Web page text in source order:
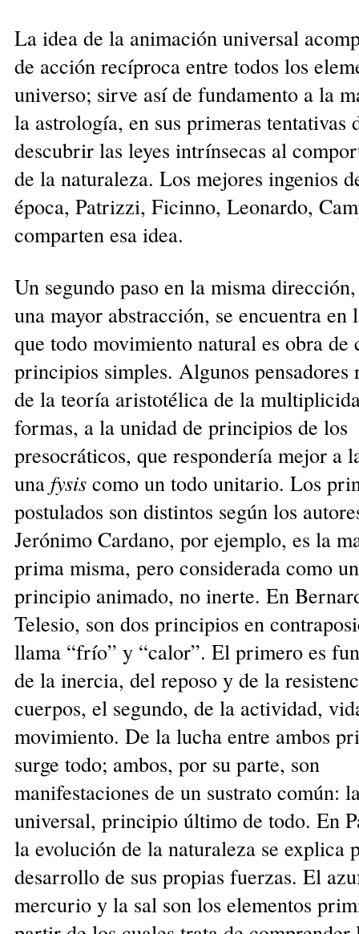
La idea de la animación universal
de acción recíproca entre todos los
universo; sirve así de fundamento a la
la astrología, en sus primeras tentativas
descubrir las leyes intrínsecas al
de la naturaleza. Los mejores ingenios
época, Patrizzi, Ficinno, Leonardo,
comparten esa idea.
Un segundo paso en la misma
una mayor abstracción, se encuentra en
que todo movimiento natural es obra de
principios simples. Algunos pensadores
de la teoría aristotélica de la
formas, a la unidad de principios de los
presocráticos, que respondería mejor a
una fysis como un todo unitario. Los
postulados son distintos según los
Jerónimo Cardano, por ejemplo, es la
prima misma, pero considerada como un
principio animado, no inerte. En
Telesio, son dos principios en
llama “frío” y “calor”. El primero es
de la inercia, del reposo y de la
cuerpos, el segundo, de la actividad,
movimiento. De la lucha entre ambos
surge todo; ambos, por su parte, son
manifestaciones de un sustrato común:
universal, principio último de todo. En
la evolución de la naturaleza se explica
desarrollo de sus propias fuerzas. El
mercurio y la sal son los elementos